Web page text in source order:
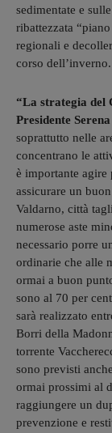
sedimentate e
ribattezzata
regionali e
corso dell’inverno.
“La strategia del
Presidente
soprattutto nelle
concentrano le
è importante
assicurare un
Valdarno, città
numerose aste
necessario porre
ordinarie che alle
ormai a buon
sono al 70 per
sarà realizzato
Borri della
torrente
sono previsti
ormai prossimi al
raggiungere un
prevenzione e